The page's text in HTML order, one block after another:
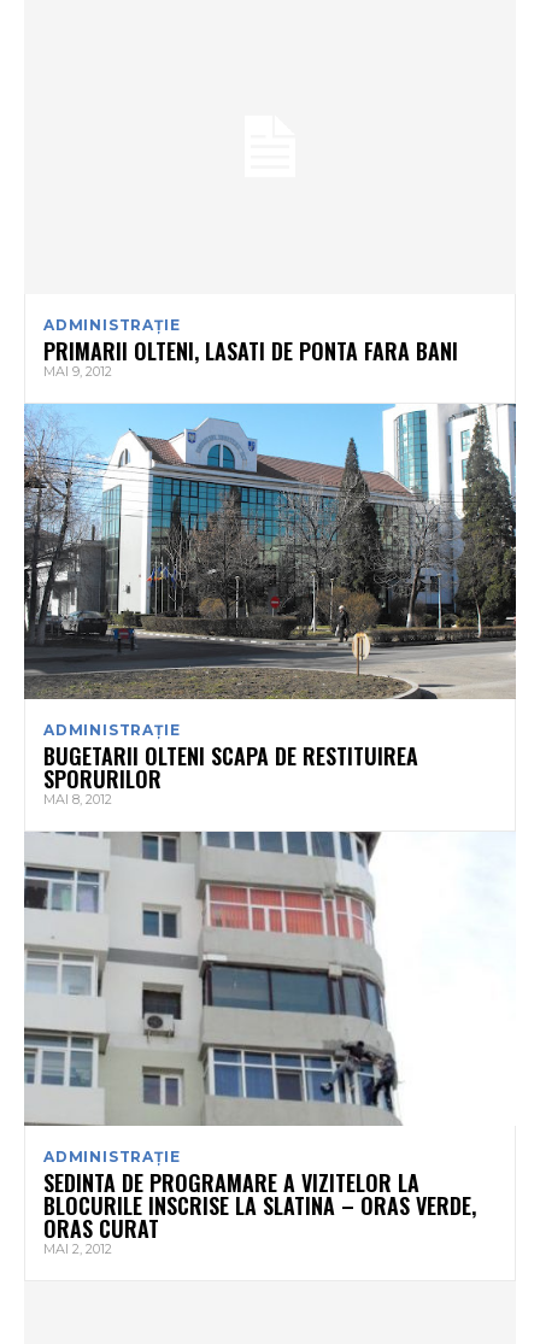
ADMINISTRAȚIE
PRIMARII OLTENI, LASATI DE PONTA FARA BANI
MAI 9, 2012
ADMINISTRAȚIE
BUGETARII OLTENI SCAPA DE RESTITUIREA
SPORURILOR
MAI 8, 2012
ADMINISTRAȚIE
SEDINTA DE PROGRAMARE A VIZITELOR LA
BLOCURILE INSCRISE LA SLATINA – ORAS VERDE,
ORAS CURAT
MAI 2, 2012